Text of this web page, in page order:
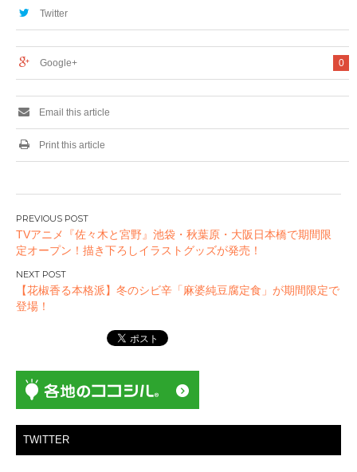
イル×アニメイトカ
で開催
Twitter
0
Google+
Email this article
Print this article
投
稿
ナ
ビ
ゲ
ン
TVアニメ『佐々木と宮野』池袋・秋葉原・大阪日本橋で期間限
定オープン！描き下ろしイラストグッズが発売！
【花椒香る本格派】冬のシビ辛「麻婆純豆腐定食」が期間限定で
登場！
TWITTER